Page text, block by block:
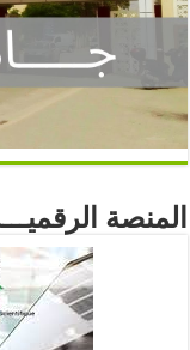
المنصة